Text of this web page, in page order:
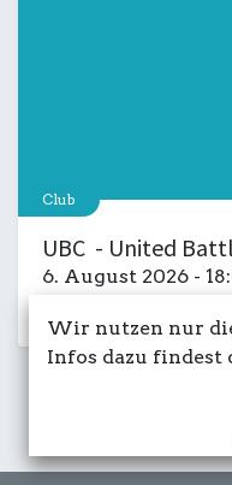
Club
UBC - United
6. August 2026 -
Wir nutzen nur
Infos dazu findest